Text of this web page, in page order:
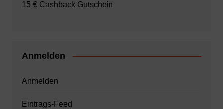
15 € Cashback Gutschein
Anmelden
Anmelden
Eintrags-Feed